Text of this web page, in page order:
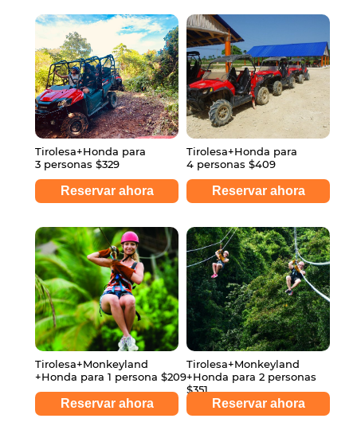
Tirolesa+Honda para
3 personas $329
Reservar ahora
Tirolesa+Honda para
4 personas $409
Reservar ahora
Tirolesa+Monkeyland
+Honda para 1 persona $209
Reservar ahora
Tirolesa+Monkeyland
+Honda para 2 personas
$351
Reservar ahora